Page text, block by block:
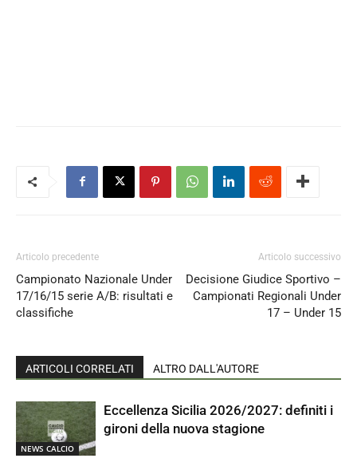
Articolo precedente
Campionato Nazionale Under
17/16/15 serie A/B: risultati e
classifiche
Articolo successivo
Decisione Giudice Sportivo –
Campionati Regionali Under
17 – Under 15
ARTICOLI CORRELATI ALTRO DALL'AUTORE
NEWS CALCIO
Eccellenza Sicilia 2026/2027: definiti i
gironi della nuova stagione